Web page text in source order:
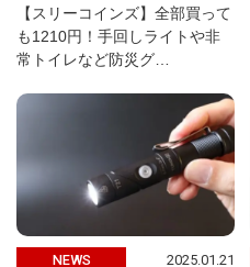
【スリーコインズ】全部買って
も1210円！手回しライトや非
常トイレなど防災グ…
NEWS 2025.01.21